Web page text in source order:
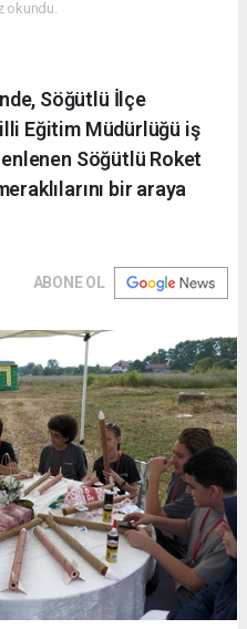
okundu.
Söğütlü İlçe
Eğitim Müdürlüğü iş
Söğütlü Roket
bir araya
ABONE OL